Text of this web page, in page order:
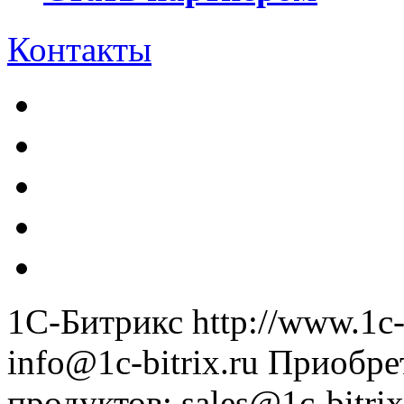
Контакты
1С-Битрикс http://
info@1c-bitrix.ru